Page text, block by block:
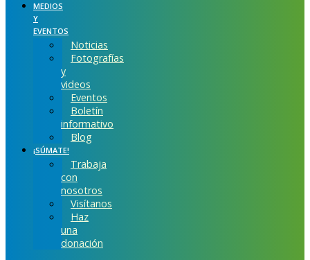
MEDIOS
Y
EVENTOS
Noticias
Fotografías
y
videos
Eventos
Boletín
informativo
Blog
¡SÚMATE!
Trabaja
con
nosotros
Visítanos
Haz
una
donación